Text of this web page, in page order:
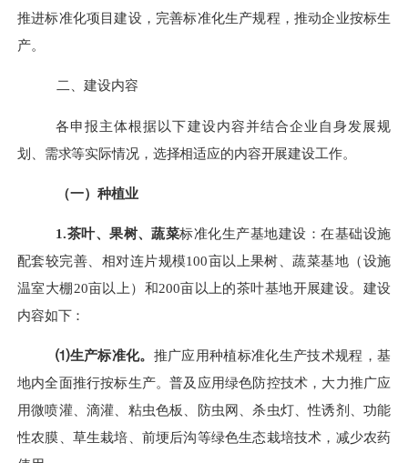
推进标准化项目建设，完善标准化生产规程， 推动企业按标生
产。
二、 建设内容
各申报主体根据以下建设内容并结合企业自身发展规
划、需求等实际情况，选择相适应的内容开展建设工作。
（一）种植业
1.茶叶、果树、蔬菜标准化生产基地建设：在基础设施
配套较完善、相对连片规模100亩以上果树、蔬菜基地 （设施
温室大棚20亩以上 ） 和200亩以上的茶叶基地开展建设。 建设
内容如下：
⑴生产标准化。 推广应用种植标准化生产技术规程，基
地内全面推行按标生产。普及应用绿色防控技术，大力推广应
用微喷灌、滴灌、 粘虫色板、防虫网、杀虫灯、性诱剂、功能
性农膜、草生栽培、前埂后沟等绿色生态栽培技术，减少农药